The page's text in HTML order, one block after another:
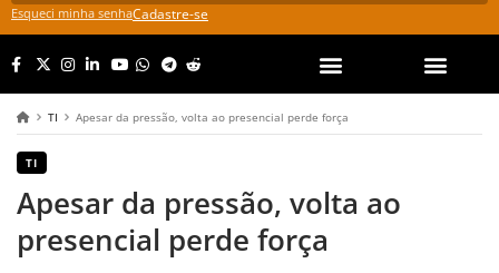
Esqueci minha senhaCadastre-se
TI Apesar da pressão, volta ao presencial perde força
TI
Apesar da pressão, volta ao
presencial perde força